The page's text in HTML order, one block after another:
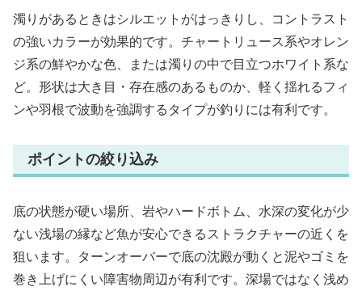
濁りがあるときはシルエットがはっきりし、コントラスト
の強いカラーが効果的です。チャートリュース系やオレン
ジ系の鮮やかな色、または濁りの中で目立つホワイト系な
ど。形状は大き目・存在感のあるものか、軽く揺れるフィ
ンや羽根で波動を強調するタイプが釣りには有利です。
ポイントの絞り込み
底の状態が硬い場所、岩やハードボトム、水深の変化が少
ない浅場の縁など魚が安心できるストラクチャーの近くを
狙います。ターンオーバーで底の沈殿が動くと泥やゴミを
巻き上げにくい障害物周辺が有利です。深場ではなく浅め